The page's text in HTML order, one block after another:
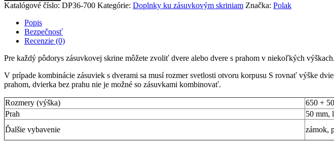
Katalógové číslo: DP36-700 Kategórie: Doplnky ku zásuvkovým skriniam Značka: Polak
Popis
Bezpečnosť
Recenzie (0)
Pre každý pôdorys zásuvkovej skrine môžete zvoliť dvere alebo dvere s prahom v niekoľkých
V prípade kombinácie zásuviek s dverami sa musí rozmer svetlosti otvoru korpusu S rovnať výške
prahom, dvierka bez prahu nie je možné so zásuvkami kombinovať.
Rozmery (výška)
650 +
Prah
50 mm,
Ďalšie vybavenie
zámok,